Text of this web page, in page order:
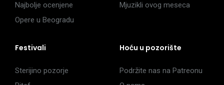
Najbolje ocenjene
Opere u Beogradu
Mjuzikli ovog meseca
Festivali
Sterijino pozorje
Hoću u pozorište
Podržite nas na Patreonu